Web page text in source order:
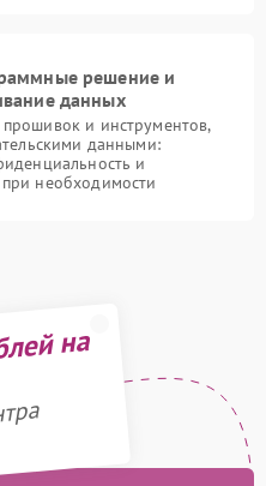
решение и
данных
и инструментов,
данными:
и
необходимости
на